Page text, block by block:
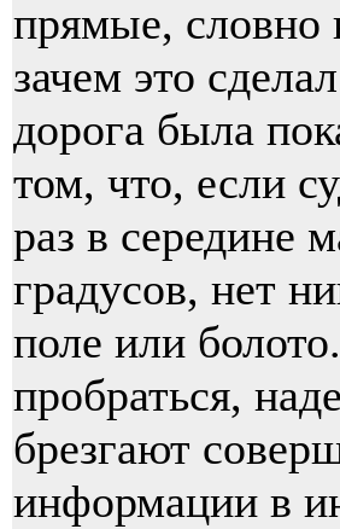
прямые, словно
зачем это
дорога была
том, что, если
раз в середине
градусов, нет
поле или
пробраться,
брезгают
информации в